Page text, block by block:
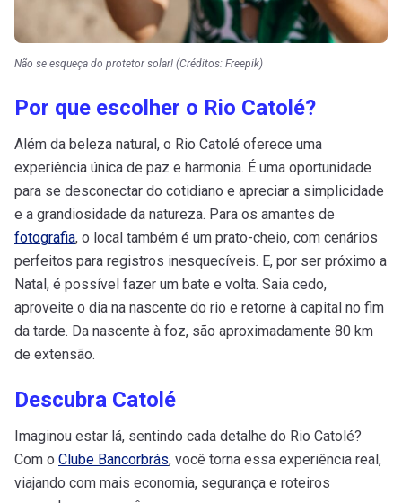
Não se esqueça do protetor solar! (Créditos: Freepik)
Por que escolher o Rio Catolé?
Além da beleza natural, o Rio Catolé oferece uma
experiência única de paz e harmonia. É uma oportunidade
para se desconectar do cotidiano e apreciar a simplicidade
e a grandiosidade da natureza. Para os amantes de
fotografia, o local também é um prato-cheio, com cenários
perfeitos para registros inesquecíveis. E, por ser próximo a
Natal, é possível fazer um bate e volta. Saia cedo,
aproveite o dia na nascente do rio e retorne à capital no fim
da tarde. Da nascente à foz, são aproximadamente 80 km
de extensão.
Descubra Catolé
Imaginou estar lá, sentindo cada detalhe do Rio Catolé?
Com o Clube Bancorbrás, você torna essa experiência real,
viajando com mais economia, segurança e roteiros